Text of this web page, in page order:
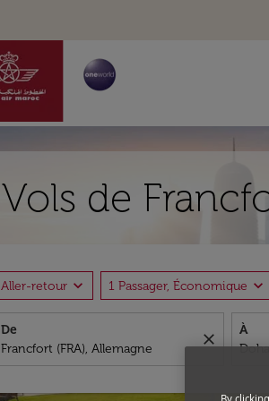
Vols de
Aller-retour expand_more 1 Passager, Économique expand_more
De
close
À